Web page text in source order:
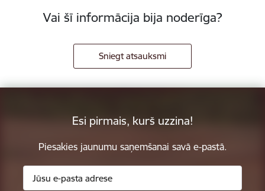
Vai šī informācija bija noderīga?
Sniegt atsauksmi
Esi pirmais, kurš uzzina!
Piesakies jaunumu saņemšanai savā e-pastā.